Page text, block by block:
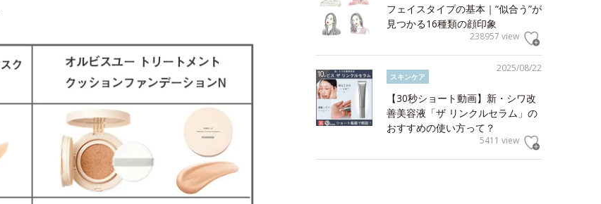
フェイスタイプの基本｜“似合う”が
見つかる16種類の顔印象
238957 view
2025/08/22
スキンケア
【30秒ショート動画】新・シワ改
善美容液「ザ リンクルセラム」の
おすすめの使い方って？
5411 view